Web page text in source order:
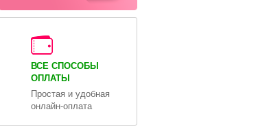
ВСЕ СПОСОБЫ
ОПЛАТЫ
Простая и удобная
онлайн-оплата